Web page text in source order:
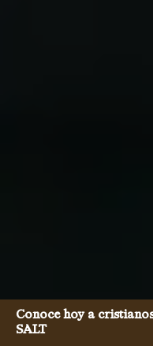
Conoce hoy a
SALT